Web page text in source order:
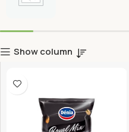
Show column